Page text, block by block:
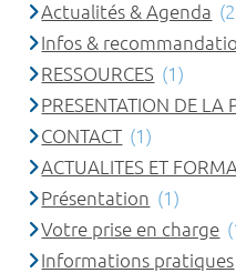
Actualités & Agenda
Infos &
RESSOURCES (1)
PRESENTATION DE LA
CONTACT (1)
ACTUALITES ET
Présentation (1)
Votre prise en charge
Informations pratiques